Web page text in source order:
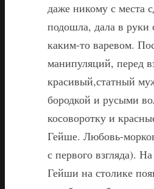
даже никому с места
подошла, дала в руки
каким-то варевом.
манипуляций, перед
красивый,статный
бородкой и русыми
косоворотку и
Гейше. Любовь-
с первого взгляда).
Гейши на столике